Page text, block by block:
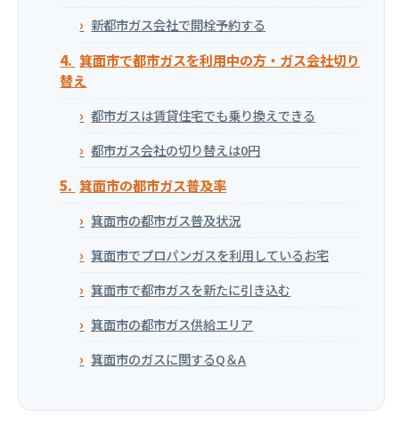
新都市ガス会社で開栓予約する
箕面市で都市ガスを利用中の方・ガス会社切り
替え
都市ガスは賃貸住宅でも乗り換えできる
都市ガス会社の切り替えは0円
箕面市の都市ガス普及率
箕面市の都市ガス普及状況
箕面市でプロパンガスを利用しているお宅
箕面市で都市ガスを新たに引き込む
箕面市の都市ガス供給エリア
箕面市のガスに関するQ＆A